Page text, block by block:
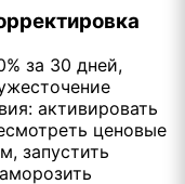
за 30 дней,
активировать
ценовые
запустить